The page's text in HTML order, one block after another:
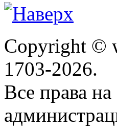
Copyright ©
1703-2026.
Все права